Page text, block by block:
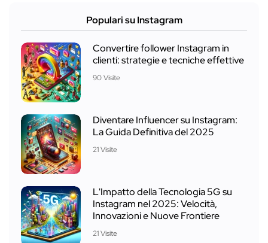
Populari su Instagram
Convertire follower Instagram in
clienti: strategie e tecniche effettive
90 Visite
Diventare Influencer su Instagram:
La Guida Definitiva del 2025
21 Visite
L'Impatto della Tecnologia 5G su
Instagram nel 2025: Velocità,
Innovazioni e Nuove Frontiere
21 Visite